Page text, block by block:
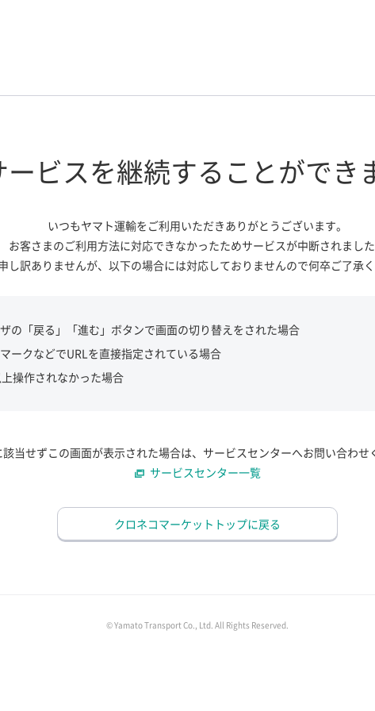
ービスを継続する ことができ
いつもヤマト運輸をご利用いただきありがとうございます。
お客さまのご利用方法に対応できなかったためサービスが中断されました
し訳ありませんが、 以下の場合には対応しておりませんので何卒ご了承く
の「戻る」「進む」ボタンで画面の切り替えをされた場合
ークなどでURLを直接指定されている場合
操作されなかった場合
該当せずこの画面が表示された場合は、サービスセンターへお問い合わせ
サービスセンター一覧
クロネコマーケットトップに戻る
© Yamato Transport Co., Ltd. All Rights Reserved.